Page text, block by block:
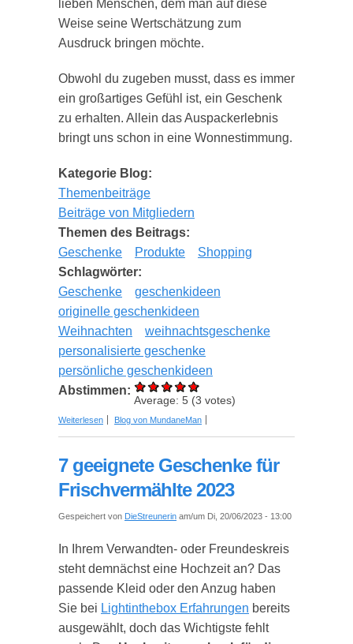
lieben Menschen, dem man auf diese
Weise seine Wertschätzung zum
Ausdruck bringen möchte.
Obwohl du zugeben musst, dass es immer
ein großartiges Gefühl ist, ein Geschenk
zu erhalten. Allein das Auspackerlebnis
bringt uns schon in eine Wonnestimmung.
Kategorie Blog:
Themenbeiträge
Beiträge von Mitgliedern
Themen des Beitrags:
Geschenke
Produkte
Shopping
Schlagwörter:
Geschenke
geschenkideen
originelle geschenkideen
Weihnachten
weihnachtsgeschenke
personalisierte geschenke
persönliche geschenkideen
Abstimmen:
Average: 5 (3 votes)
Weiterlesen über 10 personalisierte Geschenkideen: Die
Blog von MundaneMan
7 geeignete Geschenke für
Frischvermählte 2023
Gespeichert von DieStreunerin am/um Di, 20/06/2023 - 13:00
In Ihrem Verwandten- oder Freundeskreis
steht demnächst eine Hochzeit an? Das
passende Kleid oder den Anzug haben
Sie bei Lightinthebox Erfahrungen bereits
ausgewählt, doch das Wichtigste fehlt